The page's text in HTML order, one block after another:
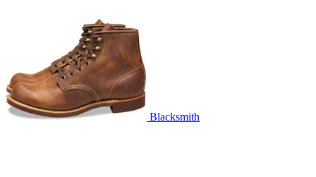
Blacksmith